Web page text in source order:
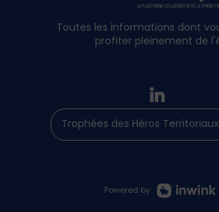
Toutes les informations dont
profiter pleinement de
Trophées des Héros Territoriaux
Powered by